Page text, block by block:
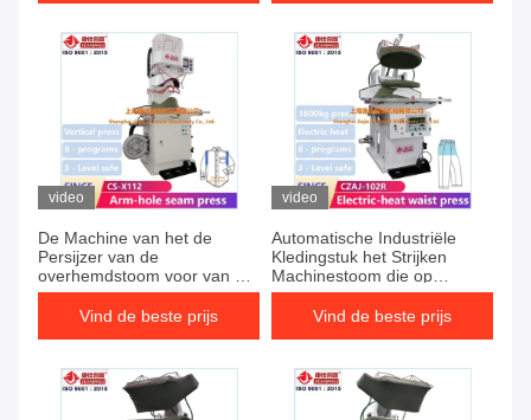
video
De Machine van het de
Persijzer van de
overhemdstoom voor van de
het overhemdspers van de
Kleren de verticale pers
Vind de beste prijs
video
Automatische Industriële
Kledingstuk het Strijken
Machinestoom die op
Legger-vacuümpomp
aandringen
Vind de beste prijs